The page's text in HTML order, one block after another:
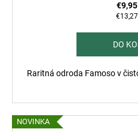
€9,95
€13,27
DO
Raritná odroda Famoso v
NOVINKA